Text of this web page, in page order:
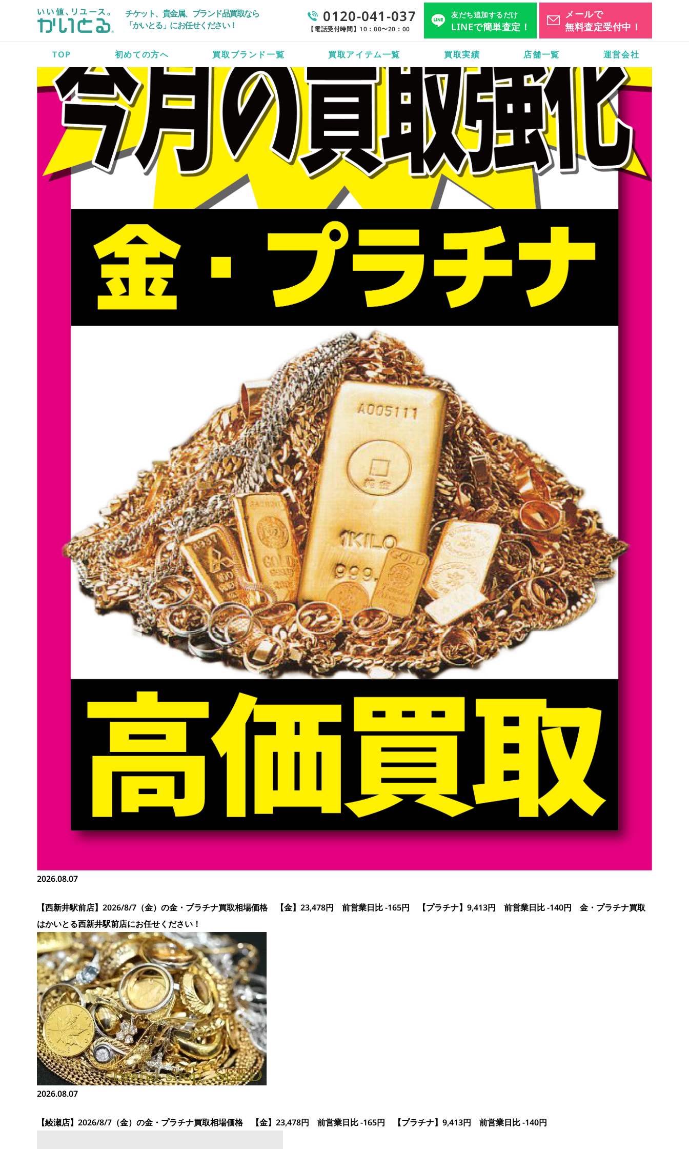
チケット、貴金属、ブランド品買取なら
「かいとる」にお任せください！
0120-041-037
【電話受付時間】10：00〜20：00
友だち追加するだけ
LINEで簡単査定！
メールで
無料査定受付中！
TOP 初めての方へ 買取ブランド一覧 買取アイテム一覧 買取実績 店舗一覧 運営会社
2026.08.07
【西新井駅前店】2026/8/7（金）の金・プラチナ買取相場価格 【金】23,478円 前営業日比 -165円 【プラチナ】9,413円 前営業日比 -140円 金・プラチナ買取
はかいとる西新井駅前店にお任せください！
2026.08.07
【綾瀬店】2026/8/7（金）の金・プラチナ買取相場価格 【金】23,478円 前営業日比 -165円 【プラチナ】9,413円 前営業日比 -140円